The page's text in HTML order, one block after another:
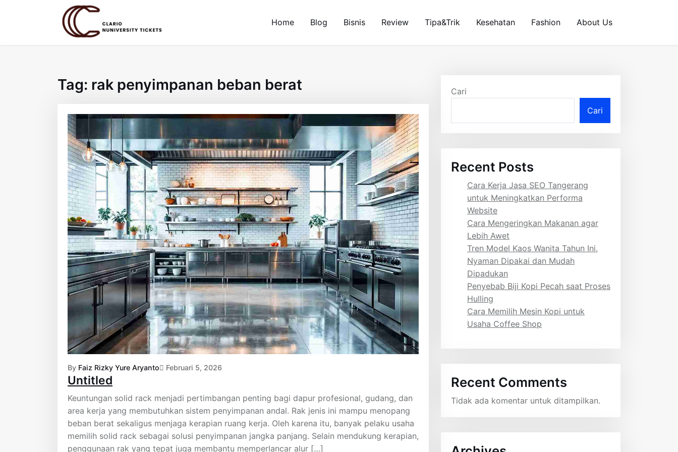
Home Blog Bisnis Review Tipa&Trik Kesehatan Fashion About Us
Tag: rak penyimpanan beban berat
By Faiz Rizky Yure Aryanto Februari 5, 2026
Untitled
Keuntungan solid rack menjadi pertimbangan penting bagi dapur profesional, gudang, dan
area kerja yang membutuhkan sistem penyimpanan andal. Rak jenis ini mampu menopang
beban berat sekaligus menjaga kerapian ruang kerja. Oleh karena itu, banyak pelaku usaha
memilih solid rack sebagai solusi penyimpanan jangka panjang. Selain mendukung kerapian,
penggunaan rak yang tepat juga membantu memperlancar alur […]
Cari
Cari
Recent Posts
Cara Kerja Jasa SEO Tangerang
untuk Meningkatkan Performa
Website
Cara Mengeringkan Makanan agar
Lebih Awet
Tren Model Kaos Wanita Tahun Ini,
Nyaman Dipakai dan Mudah
Dipadukan
Penyebab Biji Kopi Pecah saat Proses
Hulling
Cara Memilih Mesin Kopi untuk
Usaha Coffee Shop
Recent Comments
Tidak ada komentar untuk ditampilkan.